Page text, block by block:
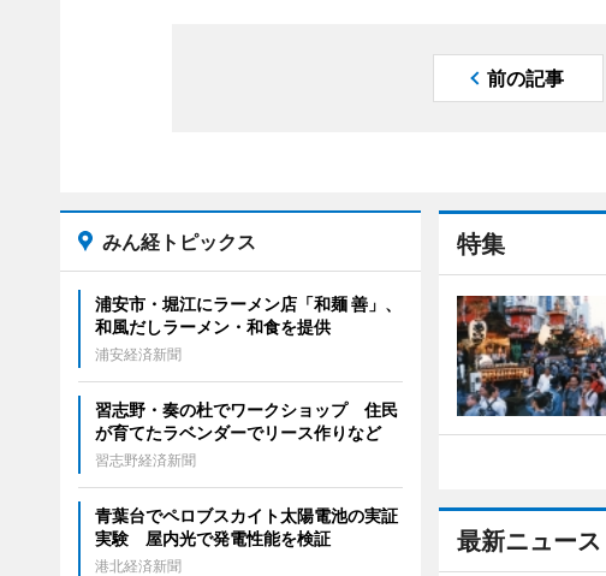
前の記事
特集
最新ニュース
みん経トピックス
浦安市・堀江にラーメン店「和麺 善」、
和風だしラーメン・和食を提供
浦安経済新聞
習志野・奏の杜でワークショップ 住民
が育てたラベンダーでリース作りなど
習志野経済新聞
青葉台でペロブスカイト太陽電池の実証
実験 屋内光で発電性能を検証
港北経済新聞